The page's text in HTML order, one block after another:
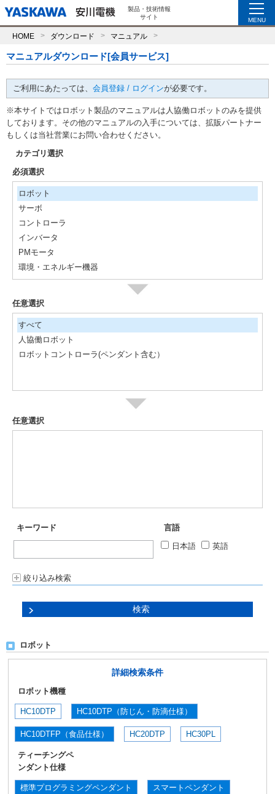
製品・技術情報
サイト
MENU
HOME ダウンロード マニュアル
マニュアルダウンロード[会員サービス]
ご利用にあたっては、 会員登録 / ログインが必要です。
※本サイトではロボット製品のマニュアルは人協働ロボットのみを提供
しております。その他のマニュアルの入手については、拡販パートナー
もしくは当社営業にお問い合わせください。
カテゴリ選択
必須選択
ロボット
サーボ
コントローラ
インバータ
PMモータ
環境・エネルギー機器
任意選択
すべて
人協働ロボット
ロボットコントローラ(ペンダント含む）
任意選択
キーワード
言語
日本語
英語
絞り込み検索
ロボット
詳細検索条件
ロボット機種
HC10DTP HC10DTP（防じん・防滴仕様）
HC10DTFP（食品仕様） HC20DTP HC30PL
ティーチングペ
ンダント仕様
標準プログラミングペンダント スマートペンダント